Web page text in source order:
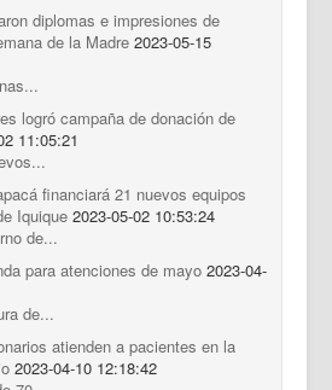
diplomas e impresiones de
de la Madre 2023-05-15
logró campaña de donación de
11:05:21
financiará 21 nuevos equipos
Iquique 2023-05-02 10:53:24
de...
para atenciones de mayo 2023-04-
de...
atienden a pacientes en la
2023-04-10 12:18:42